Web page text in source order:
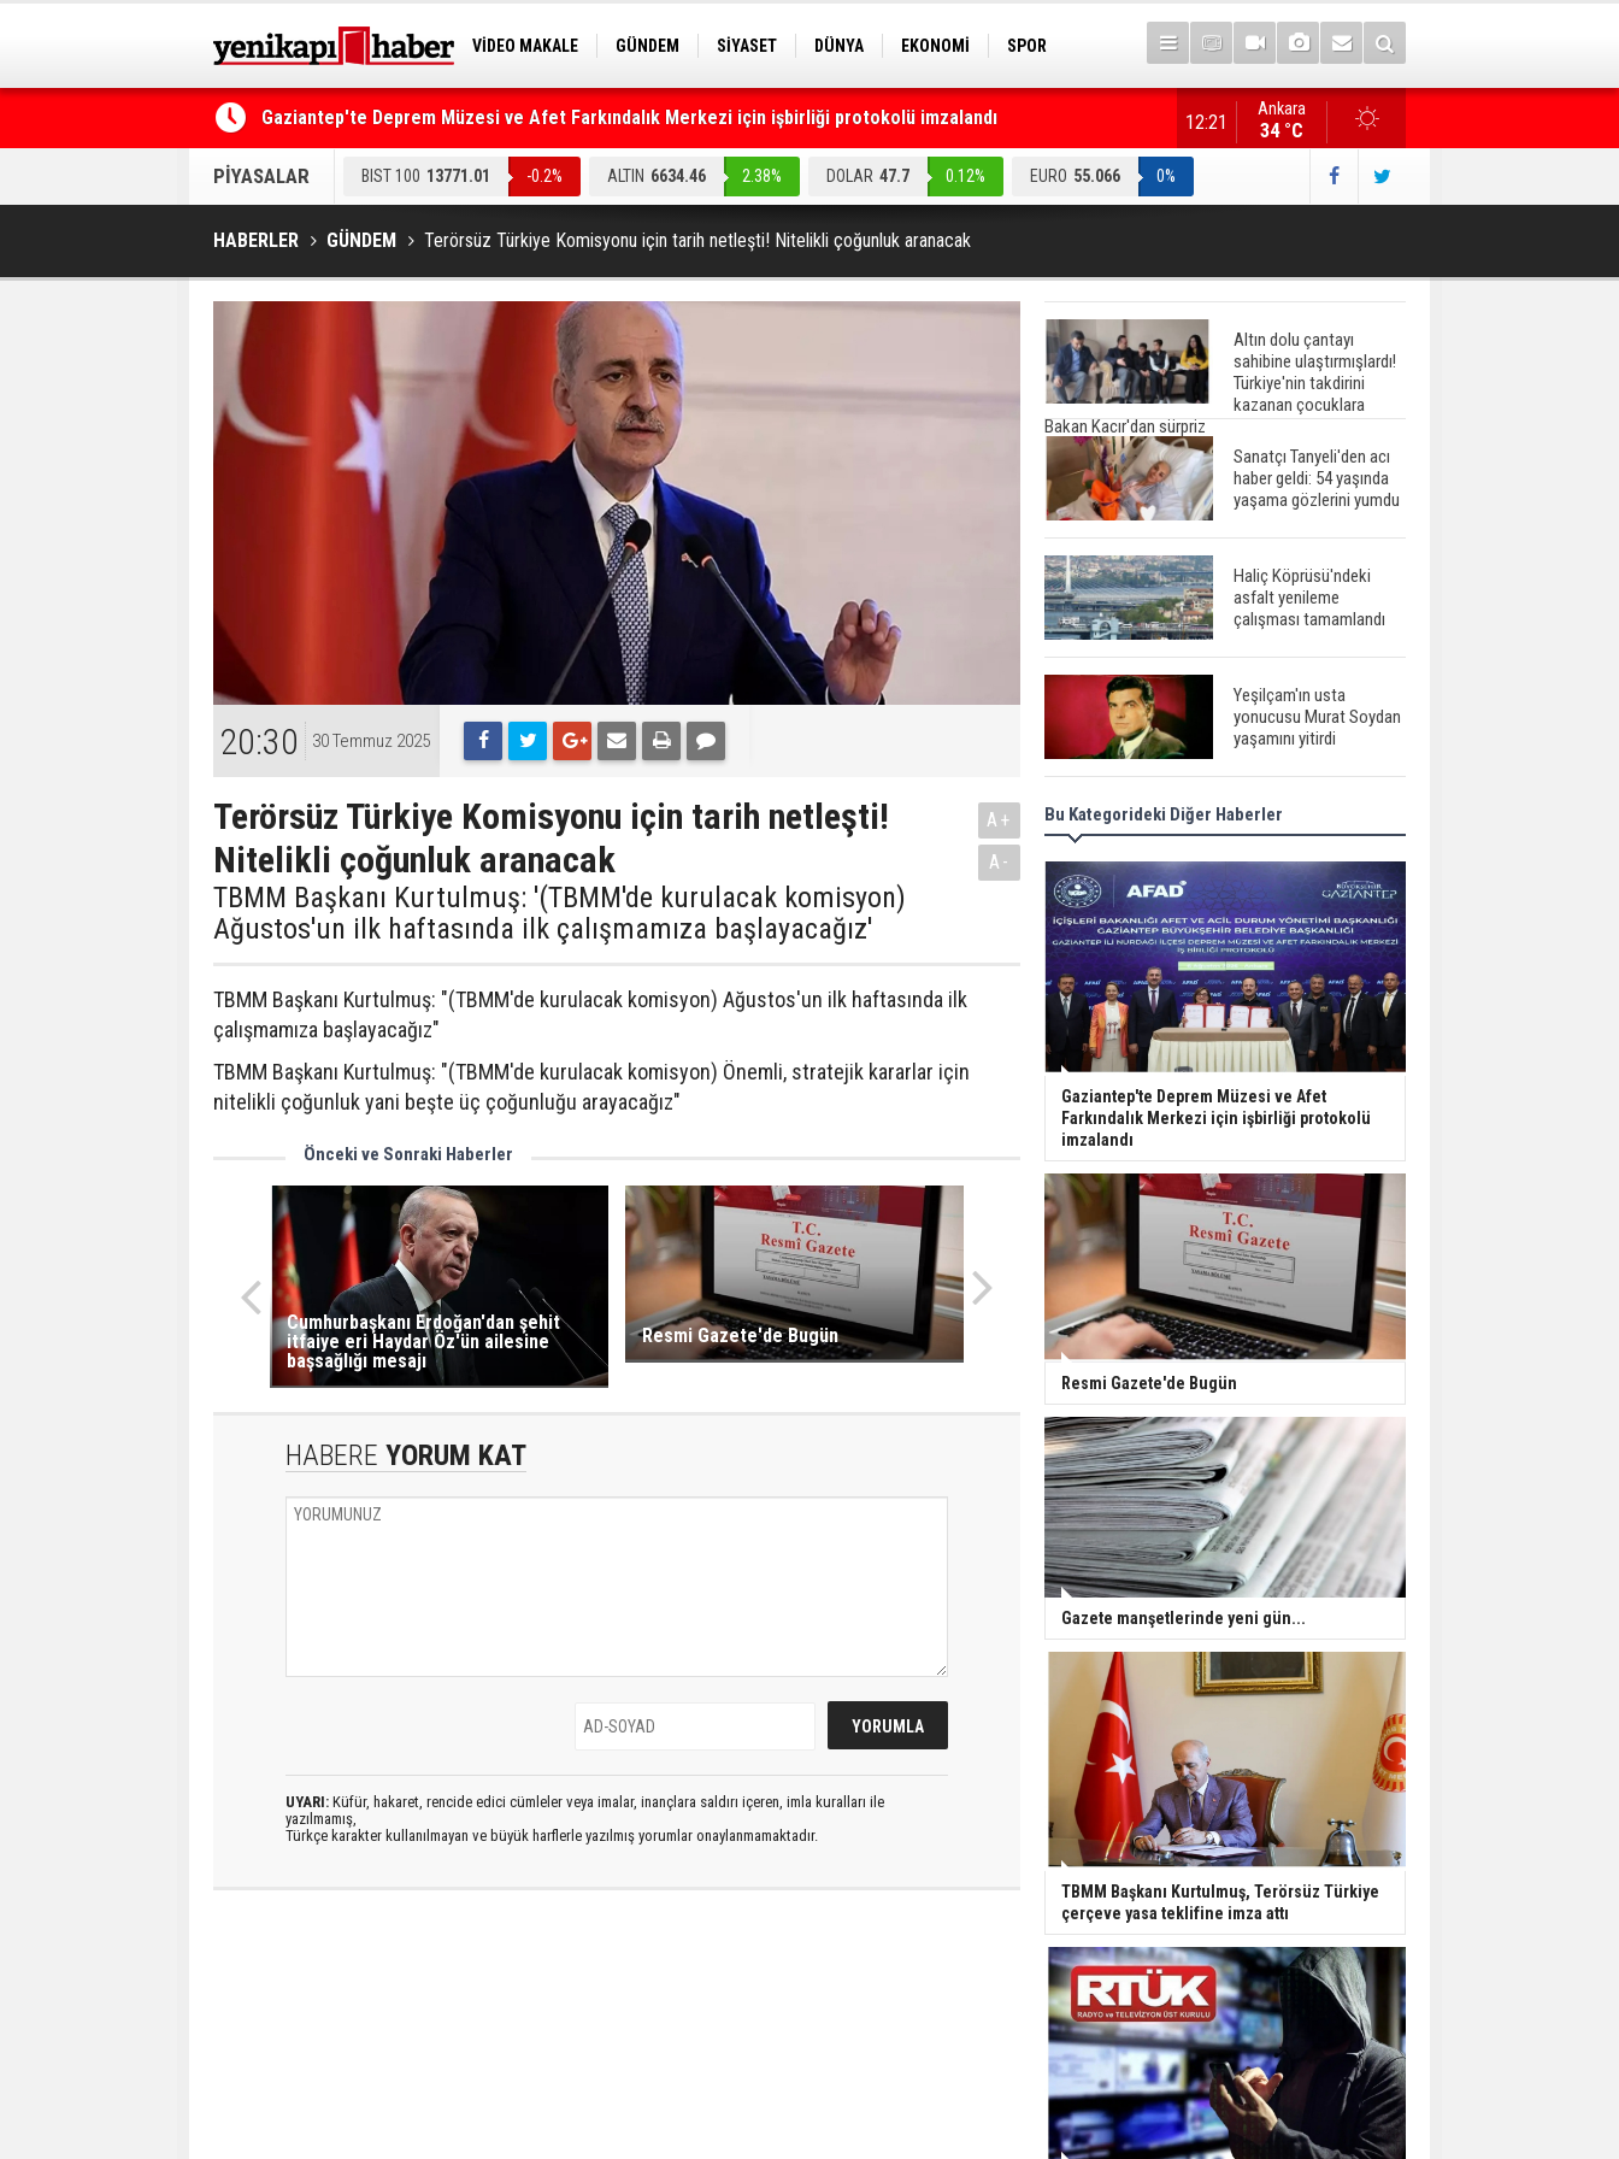
VİDEO MAKALE GÜNDEM SİYASET DÜNYA EKONOMİ
SPOR
Gaziantep'te Deprem Müzesi ve Afet Farkındalık Merkezi için işbirliği protokolü imzalandı
Gazete manşetlerinde yeni gün...
Ankara
34 °C
12:21
PİYASALAR BIST 100 13771.01 -0.2% ALTIN 6634.46 2.38% DOLAR 47.7 0.12% EURO 55.066 0%
HABERLER GÜNDEM Terörsüz Türkiye Komisyonu için tarih netleşti! Nitelikli çoğunluk aranacak
20:30 30 Temmuz 2025
Terörsüz Türkiye Komisyonu için tarih netleşti!
Nitelikli çoğunluk aranacak
TBMM Başkanı Kurtulmuş: '(TBMM'de kurulacak komisyon)
Ağustos'un ilk haftasında ilk çalışmamıza başlayacağız'
A+
A-
TBMM Başkanı Kurtulmuş: "(TBMM'de kurulacak komisyon) Ağustos'un ilk haftasında ilk
çalışmamıza başlayacağız"
TBMM Başkanı Kurtulmuş: "(TBMM'de kurulacak komisyon) Önemli, stratejik kararlar için
nitelikli çoğunluk yani beşte üç çoğunluğu arayacağız"
Önceki ve Sonraki Haberler
Cumhurbaşkanı Erdoğan'dan şehit
itfaiye eri Haydar Öz'ün ailesine
başsağlığı mesajı
Resmi Gazete'de Bugün
HABERE YORUM KAT
UYARI: Küfür, hakaret, rencide edici cümleler veya imalar, inançlara saldırı içeren, imla kuralları ile
yazılmamış,
Türkçe karakter kullanılmayan ve büyük harflerle yazılmış yorumlar onaylanmamaktadır.
Altın dolu çantayı
sahibine ulaştırmışlardı!
Türkiye'nin takdirini
kazanan çocuklara
Bakan Kacır'dan sürpriz
Sanatçı Tanyeli'den acı
haber geldi: 54 yaşında
yaşama gözlerini yumdu
Haliç Köprüsü'ndeki
asfalt yenileme
çalışması tamamlandı
Yeşilçam'ın usta
yonucusu Murat Soydan
yaşamını yitirdi
Meral Akşener ile
Müsavat Dervişoğlu
cenazede görüntülendi
29 Mayıs okullar tatil mi?
Bilim kurgu
gerçekleşiyor...
Dondurulmuş insanları
hayata döndürecek keşif
Ünlü türkücü Mahmut
Tuncer estetik
operasyon geçirdi: Son
hali gündem oldu
Yerli turist 229,7 milyar
lira seyahat harcaması
yaptı
Gazze'deki Sağlık
Bakanlığı duyurdu:
Vahşetin pençesinde 2
salgın vaka tespit edildi
Bu Kategorideki Diğer Haberler
Gaziantep'te Deprem Müzesi ve Afet
Farkındalık Merkezi için işbirliği protokolü
imzalandı
Resmi Gazete'de Bugün
Gazete manşetlerinde yeni gün...
TBMM Başkanı Kurtulmuş, Terörsüz Türkiye
çerçeve yasa teklifine imza attı